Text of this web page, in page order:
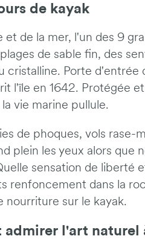
de kayak
de la mer, l'un des 9
de sable fin, des
cristalline. Porte d'entrée
l'île en 1642. Protégée
vie marine pullule.
de phoques, vols rase-
plein les yeux alors que
sensation de liberté
renfoncement dans la
sur le kayak.
admirer l'art naturel